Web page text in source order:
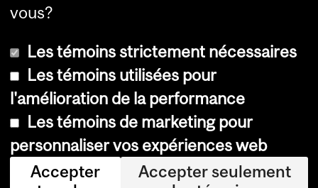
© Université McGill, 2026
Accessibilité
Avis sur les témoins
vous?
Les témoins strictement nécessaires
Les témoins utilisées pour
l'amélioration de la performance
Les témoins de marketing pour
personnaliser vos expériences web
Accepter
Accepter seulement